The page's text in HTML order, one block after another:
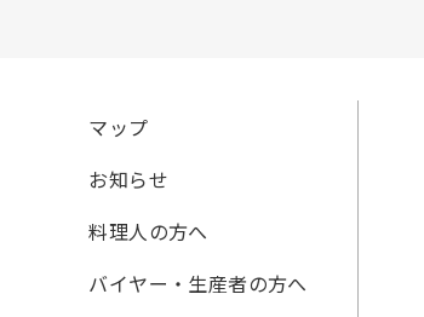
マップ
お知らせ
料理人の方へ
バイヤー・生産者の方へ